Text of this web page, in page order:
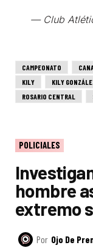
— Club
CAMPEONATO
KILY
KILY
ROSARIO CENTRAL